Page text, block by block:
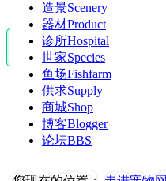
造景Scenery
器材Product
诊所Hospital
世家Species
鱼场Fishfarm
供求Supply
商城Shop
博客Blogger
论坛BBS